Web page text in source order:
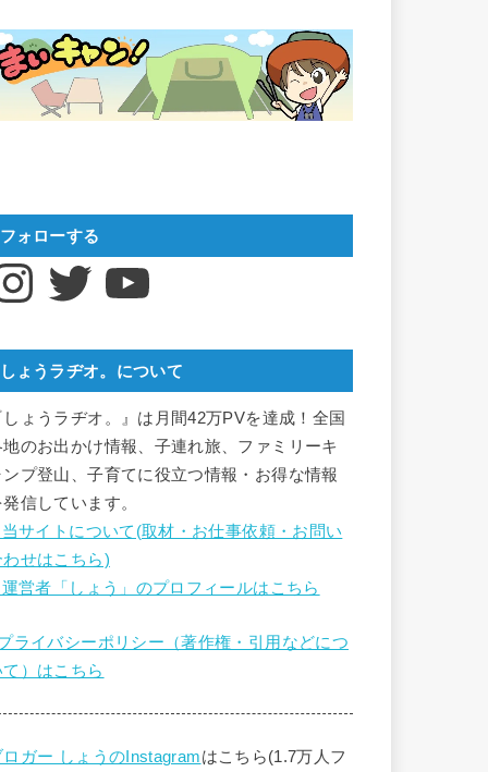
フォローする
Twitter YouTube
しょうラヂオ。について
しょうラヂオ。』は月間42万PVを達成！全国
地のお出かけ情報、子連れ旅、ファミリーキ
ンプ登山、子育てに役立つ情報・お得な情報
信しています。
サイトについて(取材・お仕事依頼・お問い
わせはこちら)
営者「しょう」のプロフィールはこちら
ライバシーポリシー（著作権・引用などにつ
て）はこちら
ロガー しょうのInstagramはこちら(1.7万人フ